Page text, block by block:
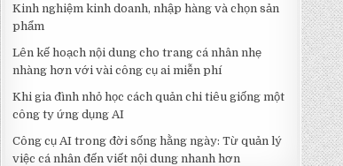
Kinh nghiệm kinh doanh, nhập hàng và chọn sản
phẩm
Lên kế hoạch nội dung cho trang cá nhân nhẹ
nhàng hơn với vài công cụ ai miễn phí
Khi gia đình nhỏ học cách quản chi tiêu giống một
công ty ứng dụng AI
Công cụ AI trong đời sống hằng ngày: Từ quản lý
việc cá nhân đến viết nội dung nhanh hơn